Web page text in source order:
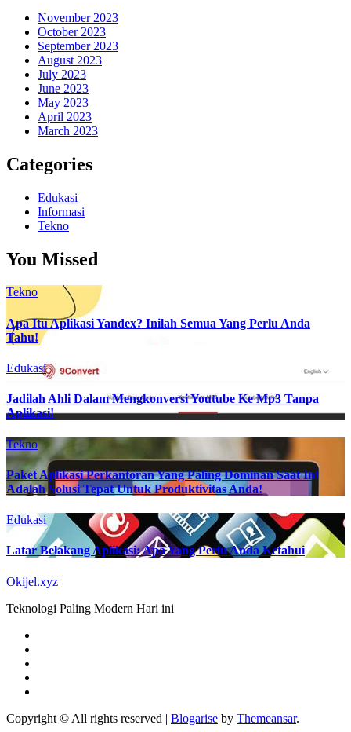
November 2023
October 2023
September 2023
August 2023
July 2023
June 2023
May 2023
April 2023
March 2023
Categories
Edukasi
Informasi
Tekno
You Missed
Tekno
Apa Itu Aplikasi Yandex? Inilah Semua Yang Perlu Anda
Tahu!
Edukasi
Jadilah Ahli Dalam Mengkonversi Youtube Ke Mp3 Tanpa
Aplikasi!
Tekno
Paket Aplikasi Perkantoran Yang Paling Dominan Saat Ini
Adalah Solusi Tepat Untuk Produktivitas Anda!
Edukasi
Latar Belakang Aplikasi: Apa Yang Perlu Anda Ketahui
Okijel.xyz
Teknologi Paling Modern Hari ini
Copyright © All rights reserved | Blogarise by Themeansar.